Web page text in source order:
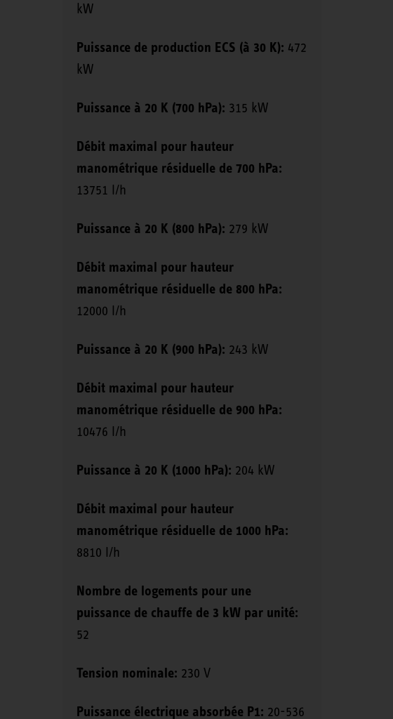
kW
Puissance de production ECS (à 30 K): 472
kW
Puissance à 20 K (700 hPa): 315 kW
Débit maximal pour hauteur
manométrique résiduelle de 700 hPa:
13751 l/h
Puissance à 20 K (800 hPa): 279 kW
Débit maximal pour hauteur
manométrique résiduelle de 800 hPa:
12000 l/h
Puissance à 20 K (900 hPa): 243 kW
Débit maximal pour hauteur
manométrique résiduelle de 900 hPa:
10476 l/h
Puissance à 20 K (1000 hPa): 204 kW
Débit maximal pour hauteur
manométrique résiduelle de 1000 hPa:
8810 l/h
Nombre de logements pour une
puissance de chauffe de 3 kW par unité:
52
Tension nominale: 230 V
Puissance électrique absorbée P1: 20-536